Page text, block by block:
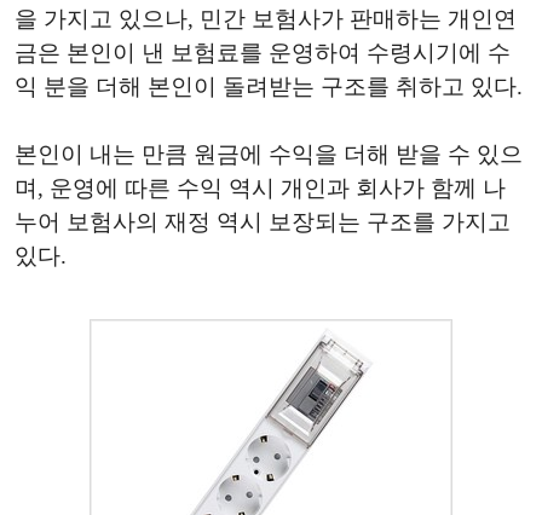
을 가지고 있으나, 민간 보험사가 판매하는 개인연
금은 본인이 낸 보험료를 운영하여 수령시기에 수
익 분을 더해 본인이 돌려받는 구조를 취하고 있다.
본인이 내는 만큼 원금에 수익을 더해 받을 수 있으
며, 운영에 따른 수익 역시 개인과 회사가 함께 나
누어 보험사의 재정 역시 보장되는 구조를 가지고
있다.